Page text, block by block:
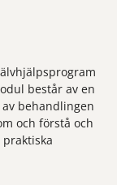
består av en
behandlingen
och förstå och